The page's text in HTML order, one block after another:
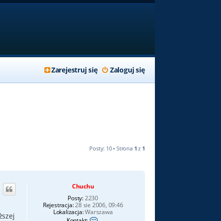
Zaloguj się
Zarejestruj się
Posty: 10 • Strona 1 z 1
Chuchu
Posty:2230
Rejestracja:28 sie 2006, 09:46
Lokalizacja:Warszawa